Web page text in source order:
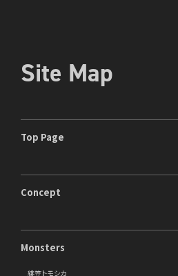
Site Map
Top Page
Concept
Monsters
緋笠トモシカ